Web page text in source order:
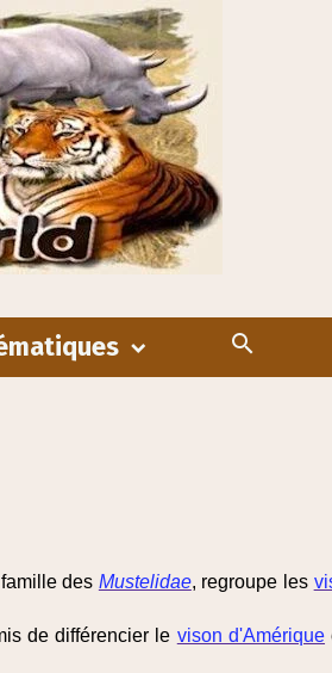
des Mustelidae, regroupe les
de différencier le vison d'Amérique